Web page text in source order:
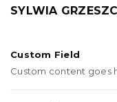
SYLWIA
Custom Field
Custom content goes